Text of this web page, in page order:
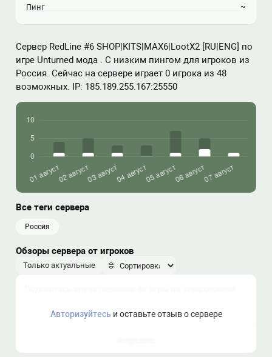
Сервер RedLine #6 SHOP|KITS|MAX6|LootX2 [RU|ENG] по
игре Unturned мода . С низким пингом для игроков из
Россия. Сейчас на сервере играет 0 игрока из 48
возможных. IP: 185.189.255.167:25550
Все теги сервера
россия
Обзоры сервера от игроков
Только актуальные
Авторизуйтесьи оставьте отзыв о сервере
Пинг ~